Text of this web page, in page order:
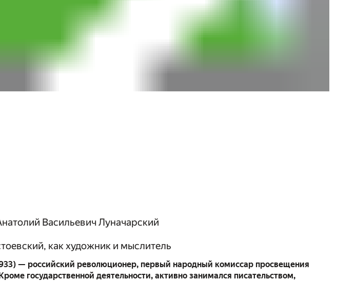
Васильевич Луначарский
как художник и мыслитель
— российский революционер, первый народный комиссар просвещения
государственной деятельности, активно занимался писательством,